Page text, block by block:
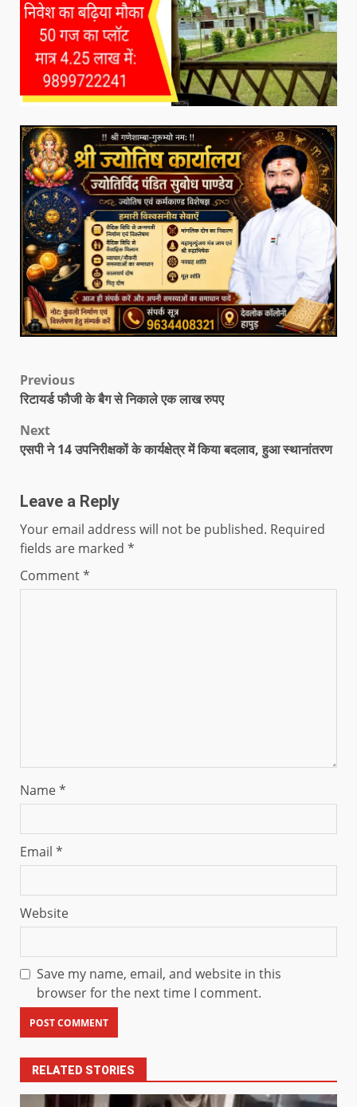
Previous
रिटायर्ड फौजी के बैग से निकाले एक लाख रुपए
Next
एसपी ने 14 उपनिरीक्षकों के कार्यक्षेत्र में किया बदलाव, हुआ स्थानांतरण
Leave a Reply
Your email address will not be published. Required
fields are marked *
Comment*
Name*
Email *
Website
Save my name, email, and website in this
browser for the next time I comment.
RELATED STORIES